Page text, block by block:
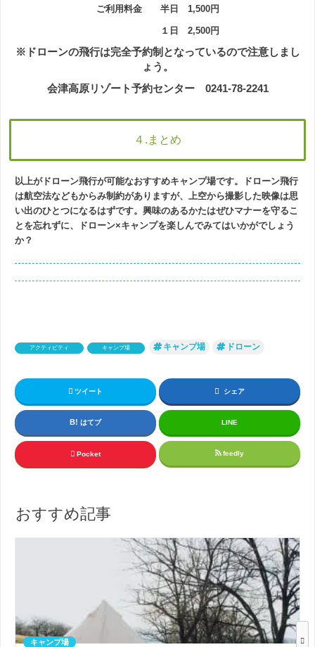
ご利用料金 半日 1,500円
１日 2,500円
※ドローンの飛行は完全予約制となっているので注意しまし
ょう。
会津高原リゾート予約センター 0241-78-2241
４.まとめ
以上がドローン飛行が可能なおすすめキャンプ場です。ドローン飛行
は航空法などもからみ制約がありますが、上空から撮影した映像は思
い出のひとつになるはずです。興味のあるかたはぜひマナーを守るこ
とを忘れずに、ドローン×キャンプを楽しんでみてはいかがでしょう
か？
アクティビティ キャンプ場 キャンプ場 ドローン
ツイート シェア
はてブ LINE
Pocket feedly
おすすめ記事
キャンプ場